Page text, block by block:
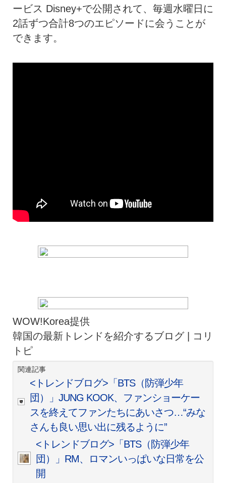
ービス Disney+で公開されて、毎週水曜日に
2話ずつ合計8つのエピソードに会うことが
できます。
WOW!Korea提供
韓国の最新トレンドを紹介するブログ | コリ
トピ
関連記事
<トレンドブログ>「BTS（防弾少年
団）」JUNG KOOK、ファンショーケー
スを終えてファンたちにあいさつ…“みな
さんも良い思い出に残るように”
<トレンドブログ>「BTS（防弾少年
団）」RM、ロマンいっぱいな日常を公
開